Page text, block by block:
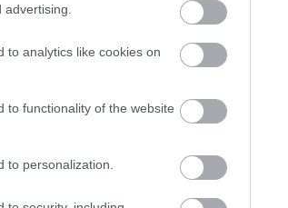
to analytics like cookies on
to functionality of the website
to personalization.
lépés az
segélyre,
volna
európai jóléti
ha ezzel együtt